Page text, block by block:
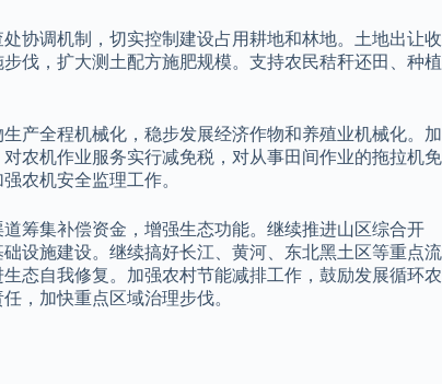
协调机制，切实控制建设占用耕地和林地。土地出让收
伐，扩大测土配方施肥规模。支持农民秸秆还田、种植
产全程机械化，稳步发展经济作物和养殖业机械化。加
农机作业服务实行减免税，对从事田间作业的拖拉机免
农机安全监理工作。
筹集补偿资金，增强生态功能。继续推进山区综合开
设施建设。继续搞好长江、黄河、东北黑土区等重点流
态自我修复。加强农村节能减排工作，鼓励发展循环农
，加快重点区域治理步伐。